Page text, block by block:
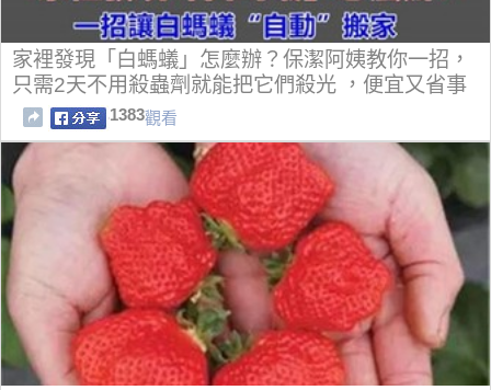
家裡發現「白螞蟻」怎麼辦？保潔阿姨教你一招，
只需2天不用殺蟲劑就能把它們殺光 ，便宜又省事
1383觀看